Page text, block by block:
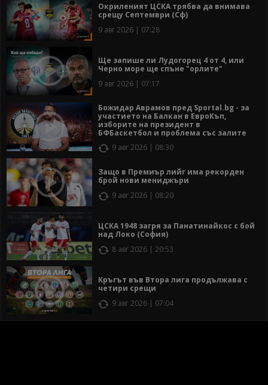
Окриленият ЦСКА трябва да внимава
срещу Септември (Сф)
9 авг 2026 | 07:28
Ще запише ли Лудогорец 4 от 4, или
Черно море ще спъне "орлите"
9 авг 2026 | 07:17
Божидар Аврамов пред Sportal.bg - за
участието на Балкан в ЕвроКъп,
изборите на президент в
БФБаскетбол и проблема със залите
9 авг 2026 | 08:30
Защо в Премиър лийг има рекорден
брой нови мениджъри
9 авг 2026 | 08:20
ЦСКА 1948 загря за Панатинайкос с бой
над Локо (София)
8 авг 2026 | 20:53
Кръгът във Втора лига продължава с
четири срещи
9 авг 2026 | 07:04